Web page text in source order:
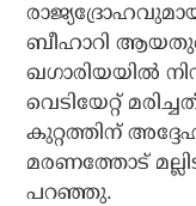
ബീഹാറി
ഖഗാരിയയില്‍
വെടിയേറ്റ്
കുറ്റത്തിന്
മരണത്തോട്
പറഞ്ഞു.